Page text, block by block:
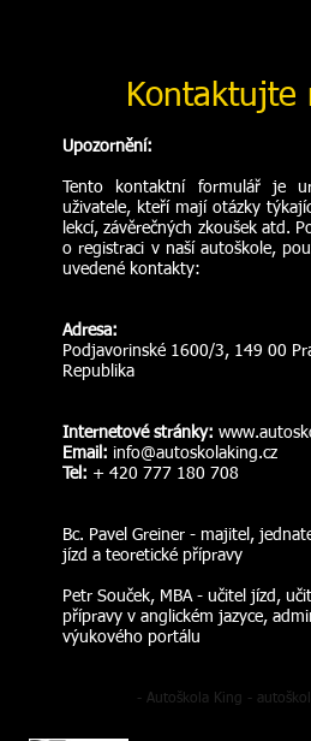
Kontaktujte
Upozornění:
Tento kontaktní formulář je
uživatele, kteří mají otázky
lekcí, závěrečných zkoušek atd.
o registraci v naší autoškole,
uvedené kontakty:
Adresa:
Podjavorinské 1600/3, 149 00
Republika
Internetové stránky:
Email: info@autoskolaking.cz
Tel: + 420 777 180 708
Bc. Pavel Greiner - majitel,
jízd a teoretické přípravy
Petr Souček, MBA - učitel jízd,
přípravy v anglickém jazyce,
výukového portálu
- Autoškola King -